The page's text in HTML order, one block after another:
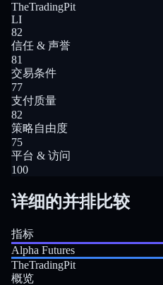
TheTradingPit
LI
82
信任 & 声誉
81
交易条件
77
支付质量
82
策略自由度
75
平台 & 访问
100
详细的并排比较
指标
Alpha Futures
TheTradingPit
概览